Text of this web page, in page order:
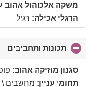
משקה אלכוהול אהוב
הרגלי אכילה: רגיל
תכונות ותחביבים
to
סגנון מוזיקה אהוב:
תחומי עניין: מחשבים \